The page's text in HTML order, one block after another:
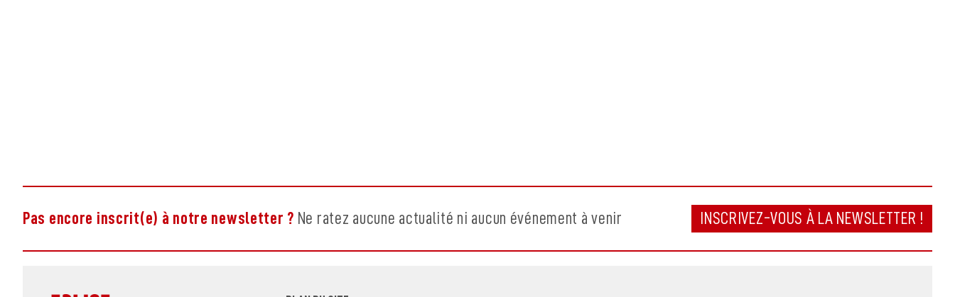
Pas encore inscrit(e) à notre newsletter ? Ne ratez aucune actualité ni aucun événement à venir INSCRIVEZ-VOUS À LA NEWSLETTER !